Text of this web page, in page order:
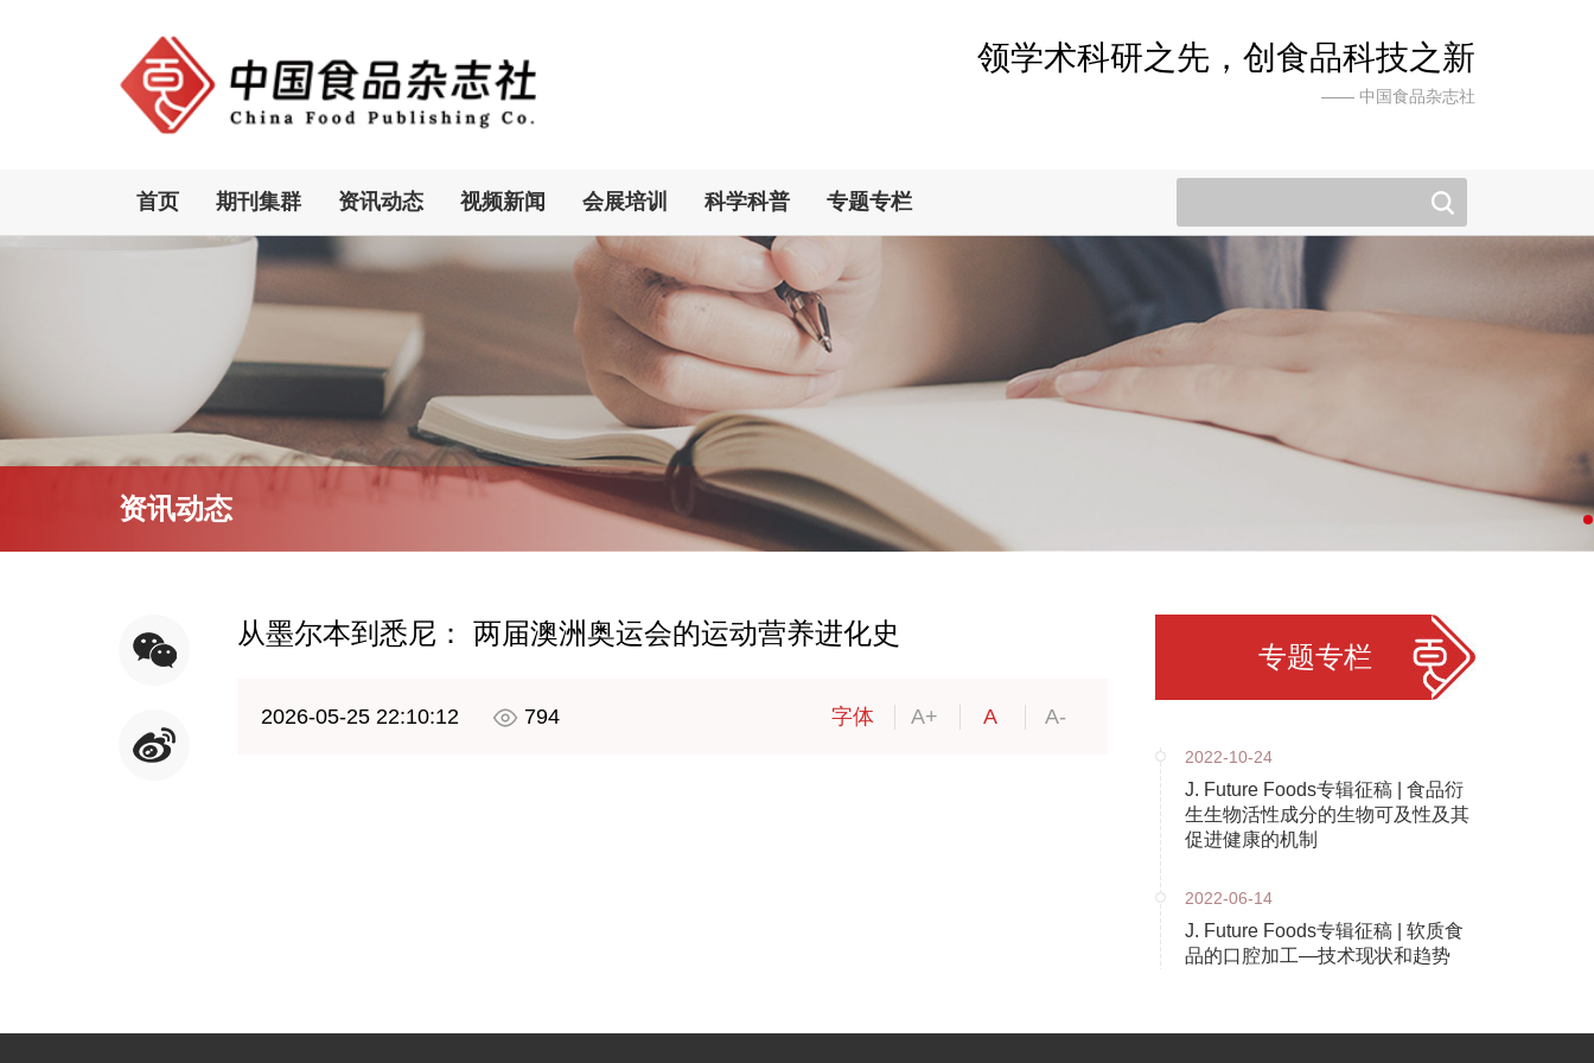
领学术科研之先，创食品科技之新
—— 中国食品杂志社
首页 期刊集群 资讯动态 视频新闻 会展培训 科学科普 专题专栏
资讯动态
从墨尔本到悉尼： 两届澳洲奥运会的运动营养进化史
2026-05-25 22:10:12 794 字体 A+ A A-
专题专栏
2022-10-24
J. Future Foods专辑征稿 | 食品衍
生生物活性成分的生物可及性及其
促进健康的机制
2022-06-14
J. Future Foods专辑征稿 | 软质食
品的口腔加工—技术现状和趋势